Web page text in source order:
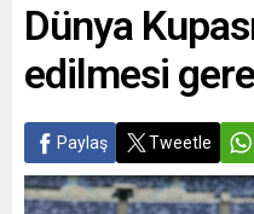
Dünya
edilmesi
Paylaş Tweetle